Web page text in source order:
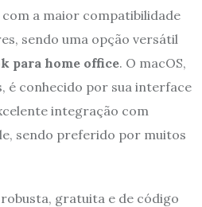
a maior compatibilidade
sendo uma opção versátil
para home office. O macOS,
é conhecido por sua interface
integração com
sendo preferido por muitos
gratuita e de código